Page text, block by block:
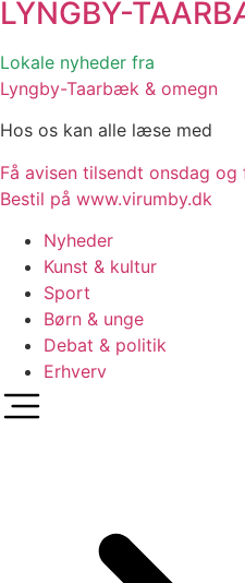
LYNGBY-
Lokale nyheder fra
Lyngby-Taarbæk & omegn
Hos os kan alle læse med
Få avisen tilsendt onsdag og
Bestil på www.virumby.dk
Nyheder
Kunst & kultur
Sport
Børn & unge
Debat & politik
Erhverv